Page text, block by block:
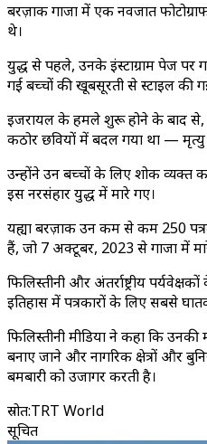
बरज़ाक गाजा में एक नवजात
थे।
युद्ध से पहले, उनके इंस्टाग्राम पेज पर
गई बच्चों की खूबसूरती से स्टाइल की
इजरायल के हमले शुरू होने के बाद से,
कठोर छवियों में बदल गया था — मृत्यु
उन्होंने उन बच्चों के लिए शोक व्यक्त
इस नरसंहार युद्ध में मारे गए।
यह्या बरज़ाक उन कम से कम 250
हैं, जो 7 अक्टूबर, 2023 से गाजा में
फिलिस्तीनी और अंतर्राष्ट्रीय
इतिहास में पत्रकारों के लिए सबसे
फिलिस्तीनी मीडिया ने कहा कि उनकी
बनाए जाने और नागरिक क्षेत्रों और
बमबारी को उजागर करती है।
स्रोत:TRT World
सूचित